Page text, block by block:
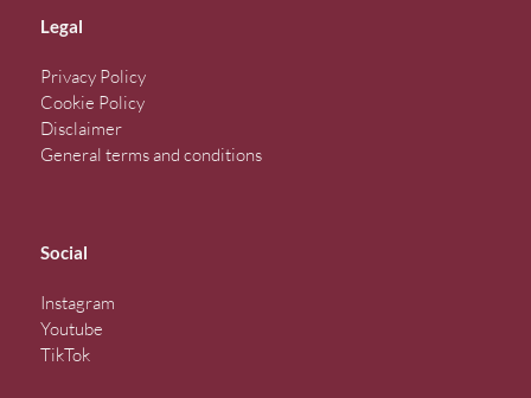
Legal
Privacy Policy
Cookie Policy
Disclaimer
General terms and conditions
Social
Instagram
Youtube
TikTok